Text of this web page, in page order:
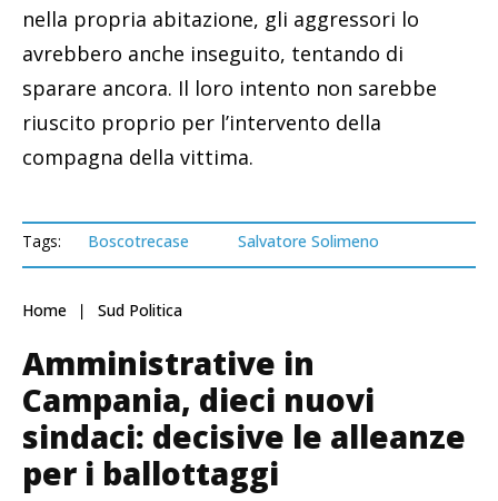
nella propria abitazione, gli aggressori lo
avrebbero anche inseguito, tentando di
sparare ancora. Il loro intento non sarebbe
riuscito proprio per l’intervento della
compagna della vittima.
Tags: Boscotrecase Salvatore Solimeno
Home Sud Politica
Amministrative in
Campania, dieci nuovi
sindaci: decisive le alleanze
per i ballottaggi